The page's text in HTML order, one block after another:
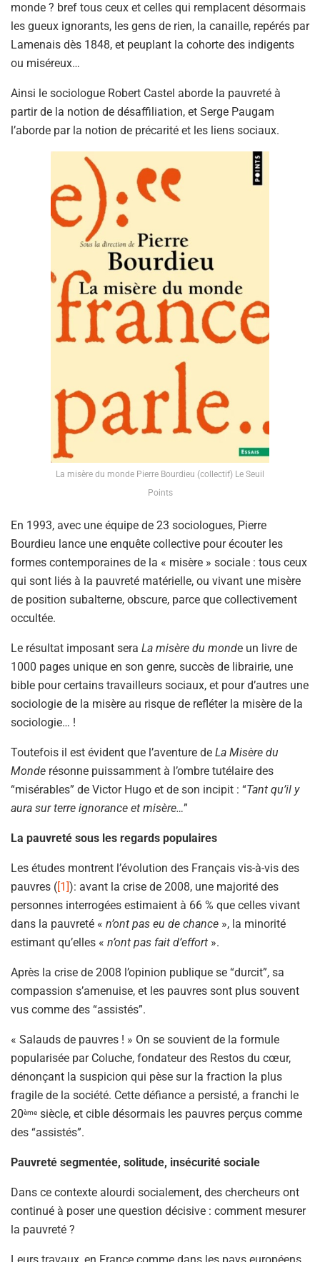
monde ? bref tous ceux et celles qui remplacent désormais
les gueux ignorants, les gens de rien, la canaille, repérés par
Lamenais dès 1848, et peuplant la cohorte des indigents
ou miséreux…
Ainsi le sociologue Robert Castel aborde la pauvreté à
partir de la notion de désaffiliation, et Serge Paugam
l’aborde par la notion de précarité et les liens sociaux.
La misère du monde Pierre Bourdieu (collectif) Le Seuil
Points
En 1993, avec une équipe de 23 sociologues, Pierre
Bourdieu lance une enquête collective pour écouter les
formes contemporaines de la « misère » sociale : tous ceux
qui sont liés à la pauvreté matérielle, ou vivant une misère
de position subalterne, obscure, parce que collectivement
occultée.
Le résultat imposant sera La misère du monde un livre de
1000 pages unique en son genre, succès de librairie, une
bible pour certains travailleurs sociaux, et pour d’autres une
sociologie de la misère au risque de refléter la misère de la
sociologie… !
Toutefois il est évident que l’aventure de La Misère du
Monde résonne puissamment à l’ombre tutélaire des
“misérables” de Victor Hugo et de son incipit : “Tant qu’il y
aura sur terre ignorance et misère…”
La pauvreté sous les regards populaires
Les études montrent l’évolution des Français vis-à-vis des
pauvres ([1]): avant la crise de 2008, une majorité des
personnes interrogées estimaient à 66 % que celles vivant
dans la pauvreté « n’ont pas eu de chance », la minorité
estimant qu’elles « n’ont pas fait d’effort ».
Après la crise de 2008 l’opinion publique se “durcit”, sa
compassion s’amenuise, et les pauvres sont plus souvent
vus comme des “assistés”.
« Salauds de pauvres ! » On se souvient de la formule
popularisée par Coluche, fondateur des Restos du cœur,
dénonçant la suspicion qui pèse sur la fraction la plus
fragile de la société. Cette défiance a persisté, a franchi le
20ème siècle, et cible désormais les pauvres perçus comme
des “assistés”.
Pauvreté segmentée, solitude, insécurité sociale
Dans ce contexte alourdi socialement, des chercheurs ont
continué à poser une question décisive : comment mesurer
la pauvreté ?
Leurs travaux, en France comme dans les pays européens,